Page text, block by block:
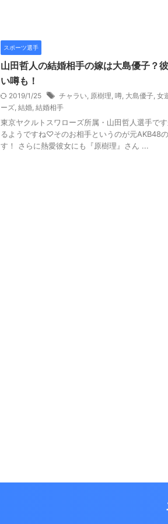
スポーツ選手
山田哲人の結婚相手の嫁は大島優子？
い噂も！
2019/1/25 チャラい, 原樹理, 噂, 大島優子, 女
ーズ, 結婚, 結婚相手
東京ヤクルトスワローズ所属・山田哲人選手で
るようですね♡そのお相手というのが元AKB48
す！ さらに熱愛彼女にも『原樹理』さん ...